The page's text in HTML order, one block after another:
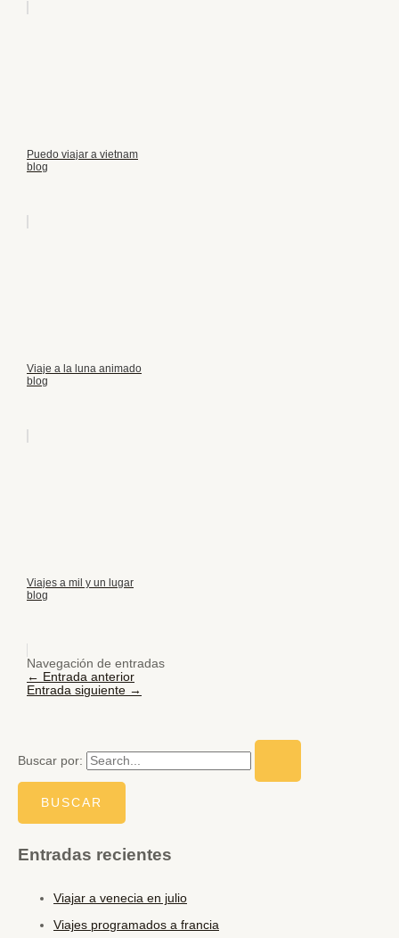
Puedo viajar a vietnam
blog
Viaje a la luna animado
blog
Viajes a mil y un lugar
blog
Navegación de entradas
← Entrada anterior
Entrada siguiente →
Buscar por:
Entradas recientes
Viajar a venecia en julio
Viajes programados a francia